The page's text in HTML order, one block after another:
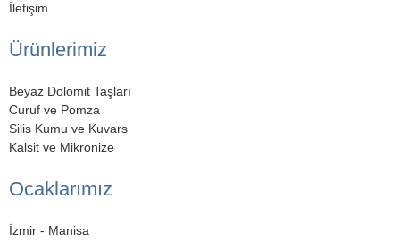
İletişim
Ürünlerimiz
Beyaz Dolomit Taşları
Curuf ve Pomza
Silis Kumu ve Kuvars
Kalsit ve Mikronize
Ocaklarımız
İzmir - Manisa